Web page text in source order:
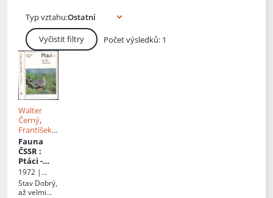
Typ vztahu:
Vyčistit filtry Počet výsledků: 1
Walter
Černý,
František
Balát, Ed.
Karel
Hudec
Fauna
ČSSR:
Ptáci -
aves - Sv.
19
1972 |
Academia
Stav Dobrý,
až velmi